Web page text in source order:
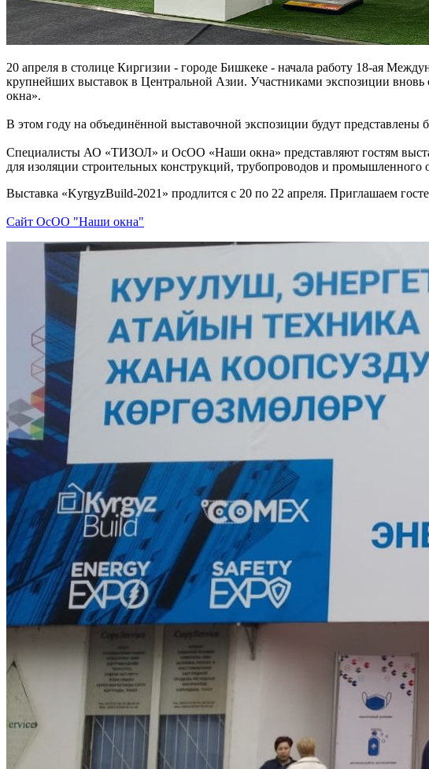
20 апреля в столице Киргизии - городе Бишкеке - начала работу 18-ая
крупнейших выставок в Центральной Азии. Участниками экспозиции
окна».
В этом году на объединённой выставочной экспозиции будут представлены
Специалисты АО «ТИЗОЛ» и ОсОО «Наши окна» представляют гостям
для изоляции строительных конструкций, трубопроводов и
Выставка «KyrgyzBuild-2021» продлится с 20 по 22 апреля. Приглашаем
Сайт ОсОО "Наши окна"